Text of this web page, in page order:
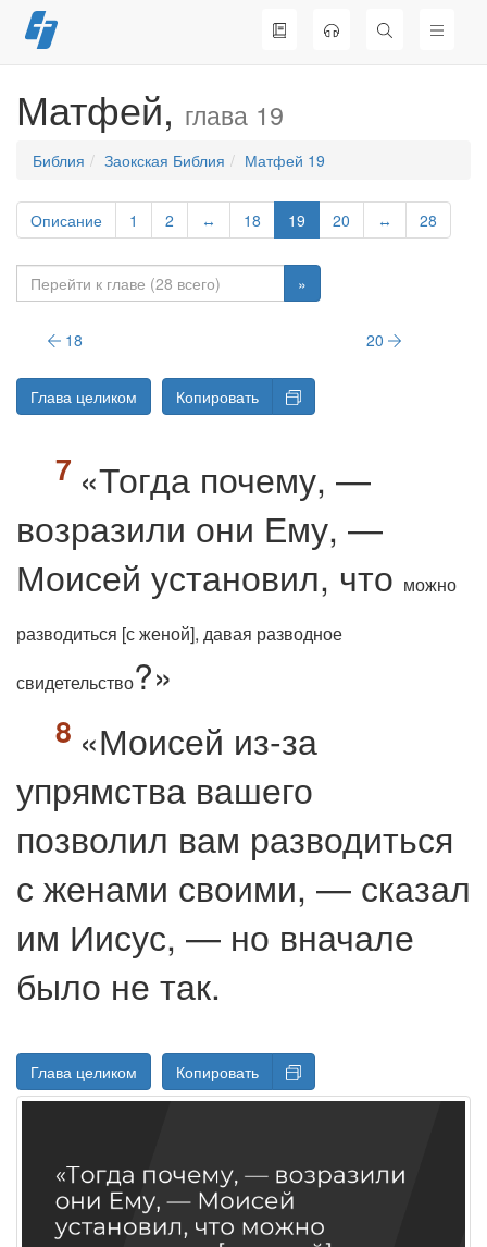
Перейти
к
Матфей, глава 19
Библия Заокская Библия Матфей 19
Описание 1 2 ↔ 18 19 20 ↔ 28
»
18 20
Глава целиком Копировать
«Тогда почему, —
возразили они Ему, —
Моисей установил, что можно
разводиться [с женой], давая разводное
свидетельство?»
«Моисей из-за
упрямства вашего
позволил вам разводиться
с женами своими, — сказал
им Иисус, — но вначале
было не так.
Глава целиком Копировать